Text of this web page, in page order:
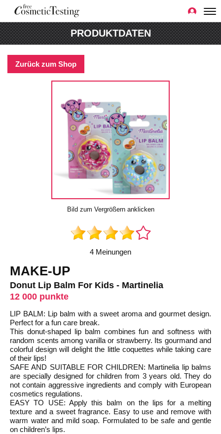
PRODUKTDATEN
Zurück zum Shop
Bild zum Vergrößern anklicken
4 Meinungen
MAKE-UP
Donut Lip Balm For Kids - Martinelia
12 000 punkte
LIP BALM: Lip balm with a sweet aroma and gourmet design.
Perfect for a fun care break.
This donut-shaped lip balm combines fun and softness with
random scents among vanilla or strawberry. Its gourmand and
colorful design will delight the little coquettes while taking care
of their lips!
SAFE AND SUITABLE FOR CHILDREN: Martinelia lip balms
are specially designed for children from 3 years old. They do
not contain aggressive ingredients and comply with European
cosmetics regulations.
EASY TO USE: Apply this balm on the lips for a melting
texture and a sweet fragrance. Easy to use and remove with
warm water and mild soap. Formulated to be safe and gentle
on children’s lips.